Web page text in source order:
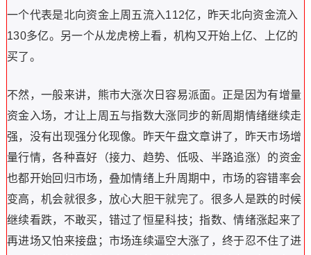
一个代表是北向资金上周五流入112亿，昨天北向资金流入
130多亿。另一个从龙虎榜上看，机构又开始上亿、上亿的
买了。
不然，一般来讲，熊市大涨次日容易派面。正是因为有增量
资金入场，才让上周五与指数大涨同步的新周期情绪继续走
强，没有出现强分化现像。昨天午盘文章讲了，昨天市场增
量行情，各种喜好（接力、趋势、低吸、半路追涨）的资金
也都开始回归市场，叠加情绪上升周期中，市场的容错率会
变高，机会就很多，放心大胆干就完了。很多人是跌的时候
继续看跌，不敢买，错过了恒星科技；指数、情绪涨起来了
再进场又怕来接盘；市场连续逼空大涨了，终于忍不住了进